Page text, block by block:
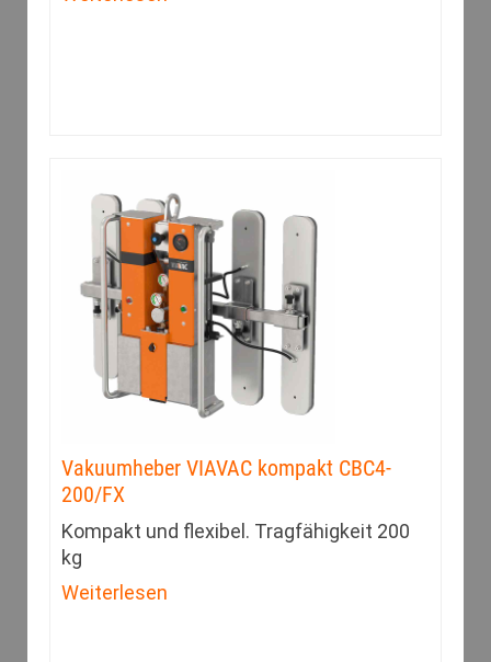
Vakuumheber VIAVAC kompakt CBC4-
200/FX
Kompakt und flexibel. Tragfähigkeit 200
kg
Weiterlesen